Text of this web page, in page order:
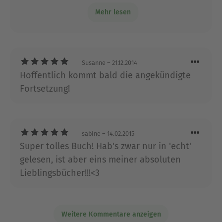
in Afrika: "Die weisse Giraffe", "Die Nacht der
erfolgreich gestartet.
Ausblenden
interessanten Infos zum Vielseitigkeitssport
Mehr lesen
Susanne – 21.12.2014
Hoffentlich kommt bald die angekündigte
Fortsetzung!
sabine – 14.02.2015
Super tolles Buch! Hab's zwar nur in 'echt'
gelesen, ist aber eins meiner absoluten
Lieblingsbücher!!!<3
Weitere Kommentare anzeigen